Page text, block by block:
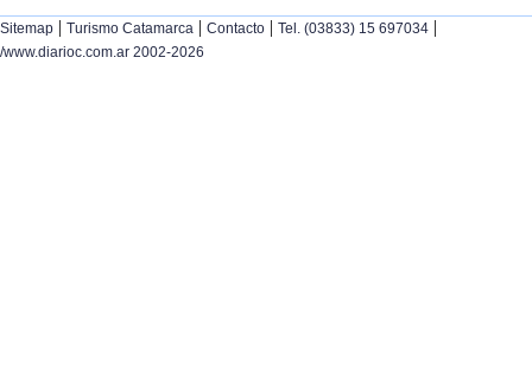
Sitemap | Turismo Catamarca | Contacto | Tel. (03833) 15 697034 |
/www.diarioc.com.ar 2002-2026